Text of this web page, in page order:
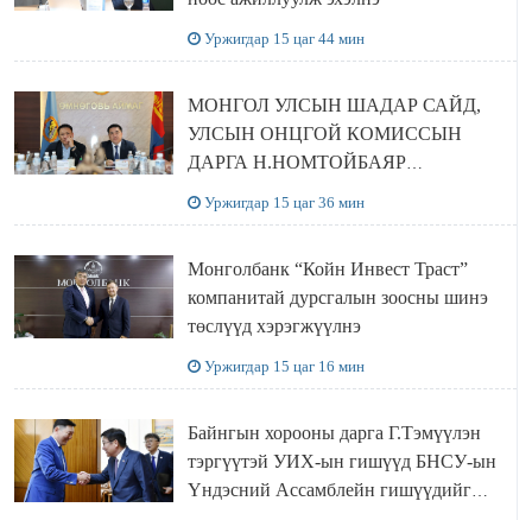
Уржигдар 15 цаг 44 мин
МОНГОЛ УЛСЫН ШАДАР САЙД,
УЛСЫН ОНЦГОЙ КОМИССЫН
ДАРГА Н.НОМТОЙБАЯР
Уржигдар 15 цаг 36 мин
Монголбанк “Койн Инвест Траст”
компанитай дурсгалын зоосны шинэ
төслүүд хэрэгжүүлнэ
Уржигдар 15 цаг 16 мин
Байнгын хорооны дарга Г.Тэмүүлэн
тэргүүтэй УИХ-ын гишүүд БНСУ-ын
Үндэсний Ассамблейн гишүүдийг